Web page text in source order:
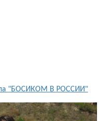
"БОСИКОМ В РОССИИ"